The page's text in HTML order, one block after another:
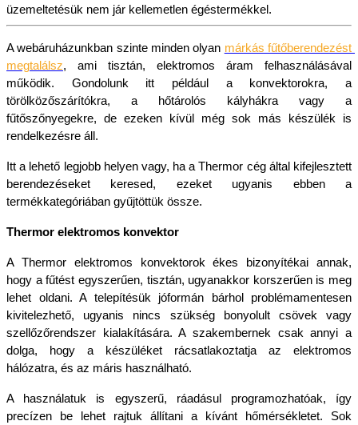
üzemeltetésük nem jár kellemetlen égéstermékkel.
A webáruházunkban szinte minden olyan márkás fűtőberendezést
megtalálsz, ami tisztán, elektromos áram felhasználásával
működik. Gondolunk itt például a konvektorokra, a
törölközőszárítókra, a hőtárolós kályhákra vagy a
fűtőszőnyegekre, de ezeken kívül még sok más készülék is
rendelkezésre áll.
Itt a lehető legjobb helyen vagy, ha a Thermor cég által kifejlesztett
berendezéseket keresed, ezeket ugyanis ebben a
termékkategóriában gyűjtöttük össze.
Thermor elektromos konvektor
A Thermor elektromos konvektorok ékes bizonyítékai annak,
hogy a fűtést egyszerűen, tisztán, ugyanakkor korszerűen is meg
lehet oldani. A telepítésük jóformán bárhol problémamentesen
kivitelezhető, ugyanis nincs szükség bonyolult csövek vagy
szellőzőrendszer kialakítására. A szakembernek csak annyi a
dolga, hogy a készüléket rácsatlakoztatja az elektromos
hálózatra, és az máris használható.
A használatuk is egyszerű, ráadásul programozhatóak, így
precízen be lehet rajtuk állítani a kívánt hőmérsékletet. Sok